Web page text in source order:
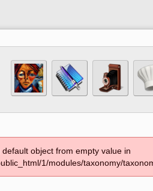
object from empty value in
1/modules/taxonomy/